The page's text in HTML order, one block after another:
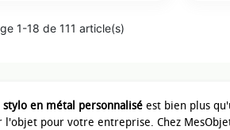
stylo en métal personnaliséest bien plus
l'objet pour votre entreprise. Chez
1-18 de 111 article(s)